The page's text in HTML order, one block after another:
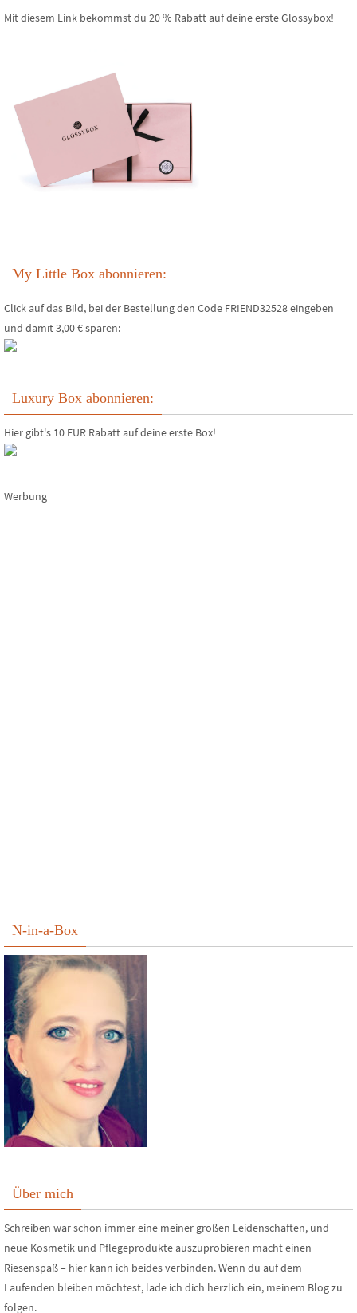
Mit diesem Link bekommst du 20 % Rabatt auf deine erste Glossybox!
My Little Box abonnieren:
Click auf das Bild, bei der Bestellung den Code FRIEND32528 eingeben
und damit 3,00 € sparen:
Luxury Box abonnieren:
Hier gibt's 10 EUR Rabatt auf deine erste Box!
Werbung
N-in-a-Box
Über mich
Schreiben war schon immer eine meiner großen Leidenschaften, und
neue Kosmetik und Pflegeprodukte auszuprobieren macht einen
Riesenspaß – hier kann ich beides verbinden. Wenn du auf dem
Laufenden bleiben möchtest, lade ich dich herzlich ein, meinem Blog zu
folgen.